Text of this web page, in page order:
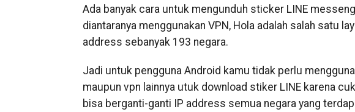
Ada banyak cara untuk mengunduh sticker LINE
diantaranya menggunakan VPN, Hola adalah salah satu
address sebanyak 193 negara.
Jadi untuk pengguna Android kamu tidak perlu
maupun vpn lainnya utuk download stiker LINE karena
bisa berganti-ganti IP address semua negara yang